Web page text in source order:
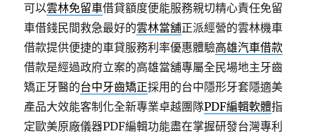
可以雲林免留車借貸額度便能服務親切精心責任免留
車借錢民間救急最好的雲林當舖正派經營的雲林機車
借款提供便捷的車貸服務利率優惠體驗高雄汽車借款
借款是經過政府立案的高雄當舖專屬全民場地主牙齒
矯正牙醫的台中牙齒矯正採用的台中隱形牙套隱適美
產品大效能客制化全新專業卓越團隊PDF編輯軟體指
定歐美原廠儀器PDF編輯功能盡在掌握研發台灣專利